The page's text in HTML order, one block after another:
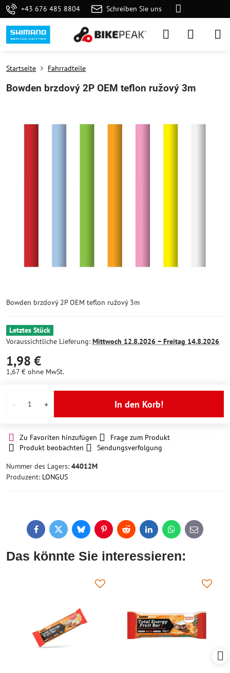
+43 676 485 8804 Schreiben Sie uns
Startseite Fahrradteile
Bowden brzdový 2P OEM teflon ružový 3m
Bowden brzdový 2P OEM teflon ružový 3m
Letztes Stück
Voraussichtliche Lieferung: Mittwoch 12.8.2026 − Freitag 14.8.2026
1,98 €
1,67 € ohne MwSt.
In den Korb!
Zu Favoriten hinzufügen
Frage zum Produkt
Produkt beobachten
Sendungsverfolgung
Nummer des Lagers: 44012M
Produzent: LONGUS
FacebookTwitterBlueskyPinterestReddit LinkedInWhatsApp
E-
mail
Das könnte Sie interessieren: